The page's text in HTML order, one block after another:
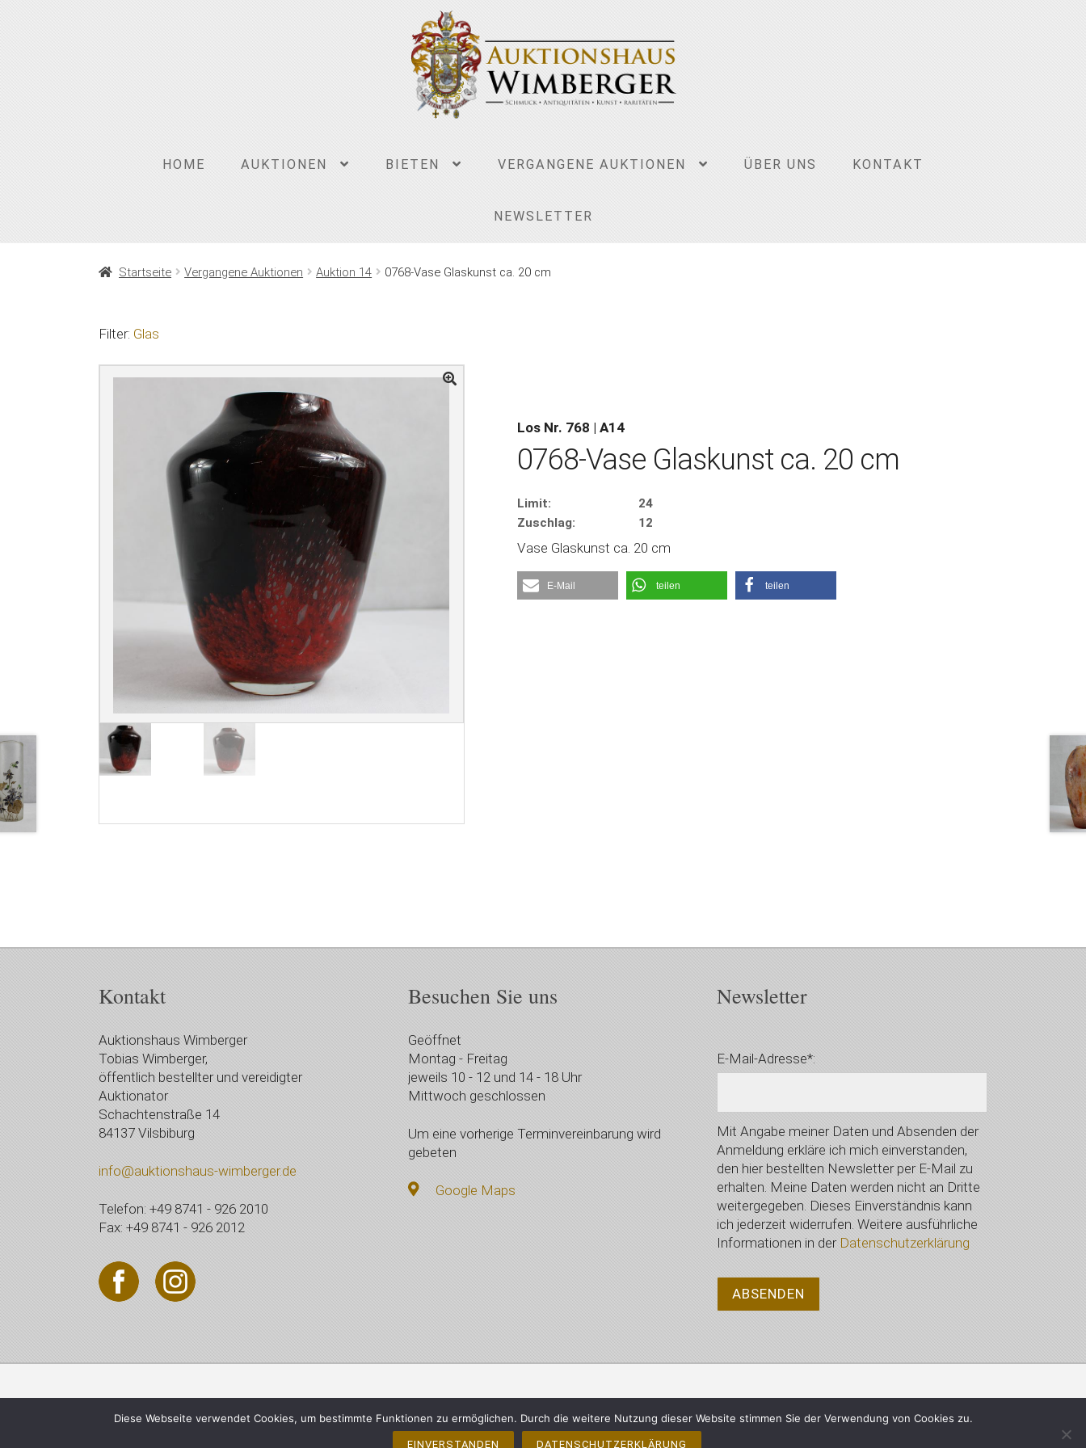
HOME AUKTIONEN BIETEN VERGANGENE AUKTIONEN ÜBER UNS KONTAKT
NEWSLETTER
Startseite Vergangene Auktionen Auktion 14 0768-Vase Glaskunst ca. 20 cm
Filter: Glas
Los Nr. 768 | A14
0768-Vase Glaskunst ca. 20 cm
Limit:
24
Zuschlag:
12
Vase Glaskunst ca. 20 cm
E-Mail teilen teilen
Kontakt
Auktionshaus Wimberger
Tobias Wimberger,
öffentlich bestellter und vereidigter
Auktionator
Schachtenstraße 14
84137 Vilsbiburg
info@auktionshaus-wimberger.de
Telefon: +49 8741 - 926 2010
Fax: +49 8741 - 926 2012
Besuchen Sie uns
Geöffnet
Montag - Freitag
jeweils 10 - 12 und 14 - 18 Uhr
Mittwoch geschlossen
Um eine vorherige Terminvereinbarung wird
gebeten
Google Maps
Newsletter
E-Mail-Adresse*:
Mit Angabe meiner Daten und Absenden der
Anmeldung erkläre ich mich einverstanden,
den hier bestellten Newsletter per E-Mail zu
erhalten. Meine Daten werden nicht an Dritte
weitergegeben. Dieses Einverständnis kann
ich jederzeit widerrufen. Weitere ausführliche
Informationen in der Datenschutzerklärung
© 2021 Auktionshaus Wimberger, Vilsbiburg - Alle Rechte vorbehalten Impressum Datenschutzerklärung
Diese Webseite verwendet Cookies, um bestimmte Funktionen zu ermöglichen. Durch die weitere Nutzung dieser Website stimmen Sie der Verwendung von Cookies zu.
EINVERSTANDEN DATENSCHUTZERKLÄRUNG